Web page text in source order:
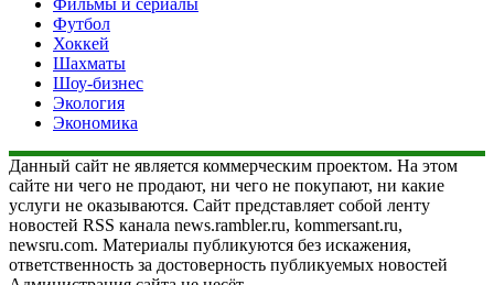
Футбол
Хоккей
Шахматы
Шоу-бизнес
Экология
Экономика
Данный сайт не является коммерческим проектом. На этом
сайте ни чего не продают, ни чего не покупают, ни какие
услуги не оказываются. Сайт представляет собой ленту
новостей RSS канала news.rambler.ru, kommersant.ru,
newsru.com. Материалы публикуются без искажения,
ответственность за достоверность публикуемых новостей